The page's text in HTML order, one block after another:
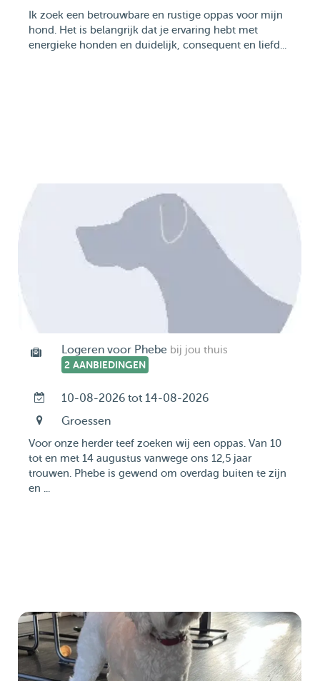
Ik zoek een betrouwbare en rustige oppas voor mijn
hond. Het is belangrijk dat je ervaring hebt met
energieke honden en duidelijk, consequent en liefd...
Logeren voor Phebe bij jou thuis
2 AANBIEDINGEN
10-08-2026 tot 14-08-2026
Groessen
Voor onze herder teef zoeken wij een oppas. Van 10
tot en met 14 augustus vanwege ons 12,5 jaar
trouwen. Phebe is gewend om overdag buiten te zijn
en ...